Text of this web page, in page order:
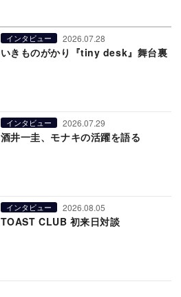
インタビュー 2026.07.28
いきものがかり『tiny desk』舞台裏
インタビュー 2026.07.29
酒井一圭、モナキの活躍を語る
インタビュー 2026.08.05
TOAST CLUB 初来日対談